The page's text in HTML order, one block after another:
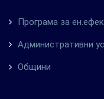
Програма за
Административни
Общини